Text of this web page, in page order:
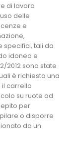
di lavoro
delle
e
tali da
idoneo e
2012 sono state
è richiesta una
carrello
su ruote ad
per
o disporre
da un